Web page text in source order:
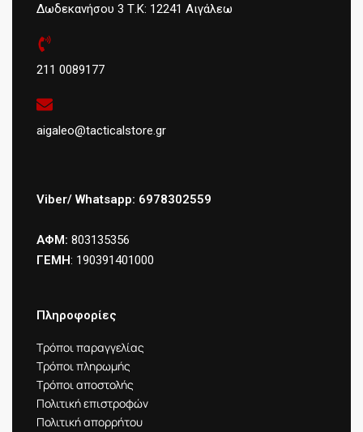
Δωδεκανήσου 3 Τ.Κ: 12241 Αιγάλεω
211 0089177
aigaleo@tacticalstore.gr
Viber/ Whatsapp: 6978302559
ΑΦΜ: 803135356
ΓΕΜΗ: 190391401000
Πληροφορίες
Τρόποι παραγγελίας
Τρόποι πληρωμής
Τρόποι αποστολής
Πολιτική επιστροφών
Πολιτική απορρήτου